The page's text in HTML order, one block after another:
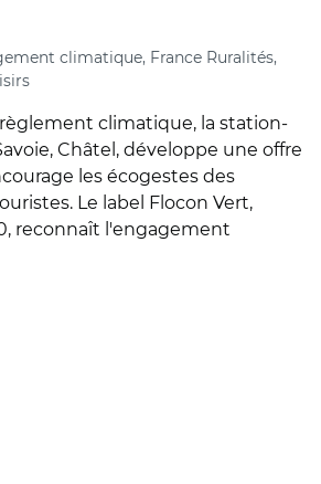
climatique, France Ruralités,
climatique, la station-
Châtel, développe une offre
les écogestes des
Le label Flocon Vert,
reconnaît l'engagement